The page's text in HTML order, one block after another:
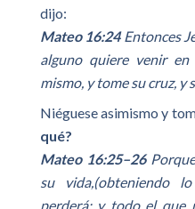
dijo:
Mateo 16:24 Entonces
alguno quiere venir
mismo, y tome su cruz, y
Niéguese asimismo y
qué?
Mateo 16:25–26
su vida,(obteniendo
perderá; y todo el que